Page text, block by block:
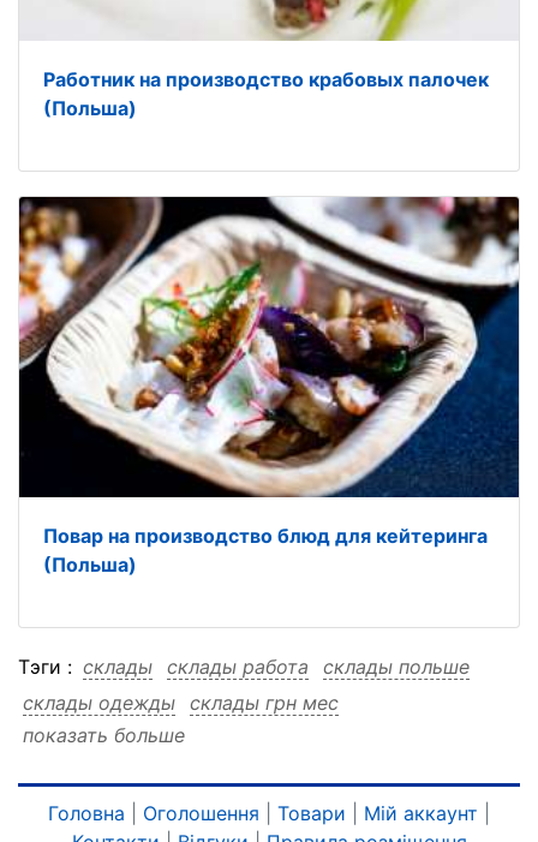
Работник на производство крабовых палочек
(Польша)
Повар на производство блюд для кейтеринга
(Польша)
Тэги : склады склады работа
склады польше
склады одежды склады грн мес
склады Spedimex
склады 27000 одежды склады 27000 грн мес
показать больше
Головна Оголошення Товари Мій аккаунт